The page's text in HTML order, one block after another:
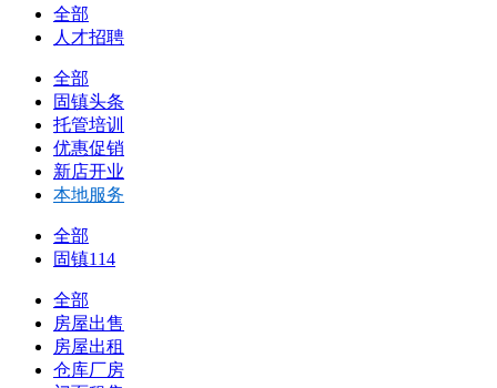
全部
人才招聘
全部
固镇头条
托管培训
优惠促销
新店开业
本地服务
全部
固镇114
全部
房屋出售
房屋出租
仓库厂房